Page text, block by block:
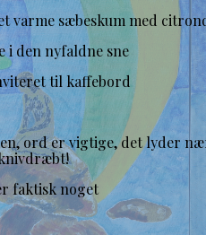
varme sæbeskum med
i den nyfaldne sne
til kaffebord
ord er vigtige, det lyder
knivdræbt!
faktisk noget